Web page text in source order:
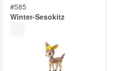
#585
Winter-Sesokitz